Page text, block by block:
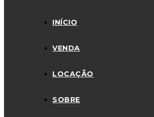
INÍCIO
VENDA
LOCAÇÃO
SOBRE